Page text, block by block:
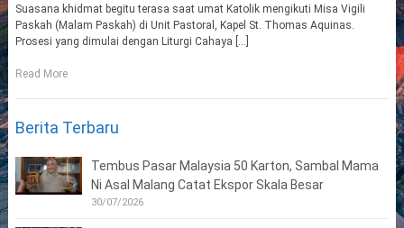
Suasana khidmat begitu terasa saat umat Katolik mengikuti Misa Vigili
Paskah (Malam Paskah) di Unit Pastoral, Kapel St. Thomas Aquinas.
Prosesi yang dimulai dengan Liturgi Cahaya […]
Read More
Berita Terbaru
Tembus Pasar Malaysia 50 Karton, Sambal Mama
Ni Asal Malang Catat Ekspor Skala Besar
30/07/2026